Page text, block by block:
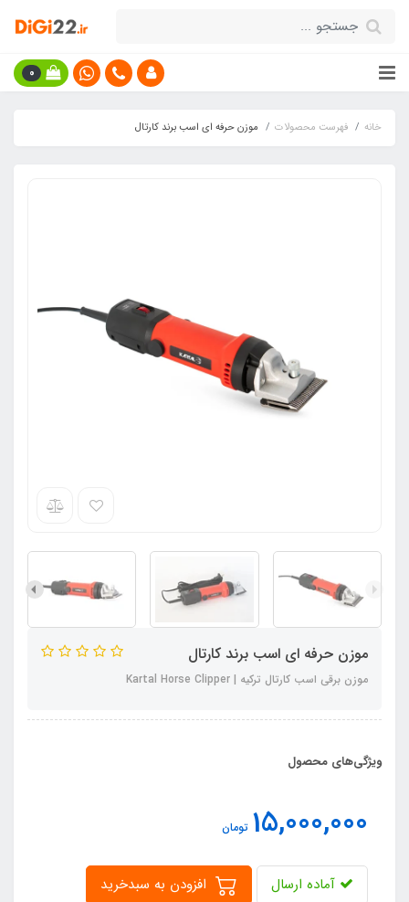
0
خانه فهرست محصولات موزن حرفه ای اسب برند کارتال
موزن حرفه ای اسب برند کارتال
موزن برقی اسب کارتال ترکیه | Kartal Horse Clipper
ویژگی‌های محصول
15,000,000 تومان
آماده ارسال